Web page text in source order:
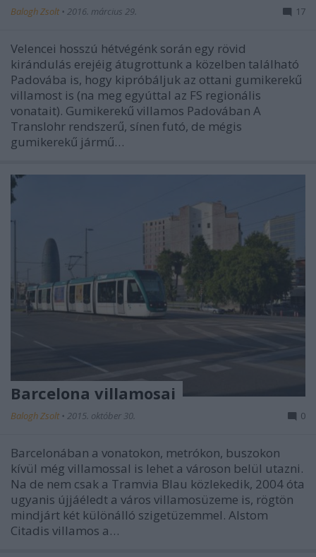
Balogh Zsolt • 2016. március 29. 17
Velencei hosszú hétvégénk során egy rövid
kirándulás erejéig átugrottunk a közelben található
Padovába is, hogy kipróbáljuk az ottani gumikerekű
villamost is (na meg egyúttal az FS regionális
vonatait). Gumikerekű villamos Padovában A
Translohr rendszerű, sínen futó, de mégis
gumikerekű jármű…
Barcelona villamosai
Balogh Zsolt • 2015. október 30. 0
Barcelonában a vonatokon, metrókon, buszokon
kívül még villamossal is lehet a városon belül utazni.
Na de nem csak a Tramvia Blau közlekedik, 2004 óta
ugyanis újjáéledt a város villamosüzeme is, rögtön
mindjárt két különálló szigetüzemmel. Alstom
Citadis villamos a…